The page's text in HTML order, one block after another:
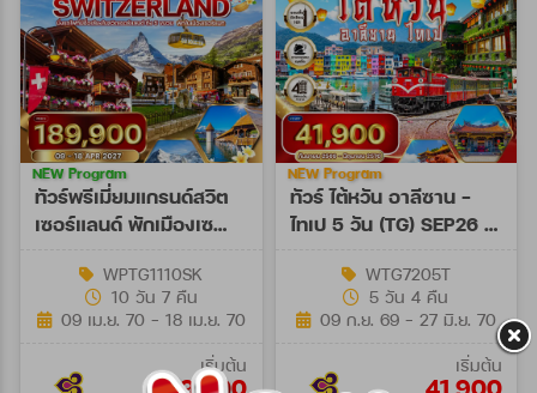
ทัวร์พรีเมี่ยมแกรนด์สวิต
เซอร์แลนด์ พักเมืองเซ
18 APR 27
[SONGKRAN]
NEW Program
WPTG1110SK
10 วัน 7 คืน
09 เม.ย. 70 - 18 เม.ย. 70
เริ่มต้น
ทัวร์ ไต้หวัน อาลีซาน -
ไทเป 5 วัน (TG) SEP26 -
NEW Program
WTG7205T
5 วัน 4 คืน
09 ก.ย. 69 - 27 มิ.ย. 70
เริ่มต้น